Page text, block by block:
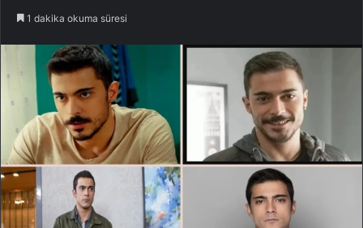
1 dakika okuma süresi